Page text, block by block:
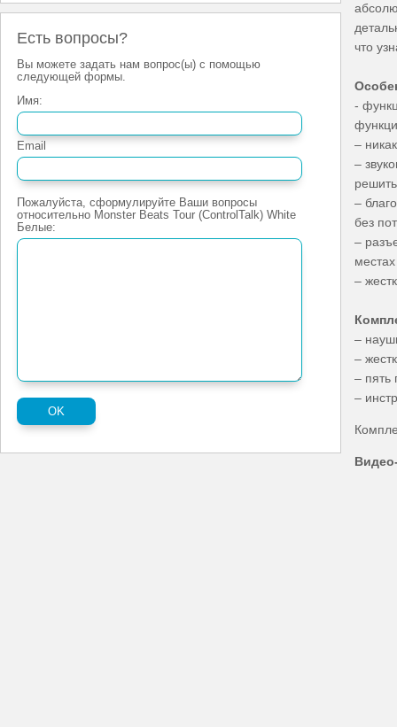
Есть вопросы?
Вы можете задать нам вопрос(ы) с помощью
следующей формы.
Имя:
Email
Пожалуйста, сформулируйте Ваши вопросы
относительно Monster Beats Tour (ControlTalk) White
Белые:
что
-
–
–
–
без
–
местах
–
–
–
– пять
–